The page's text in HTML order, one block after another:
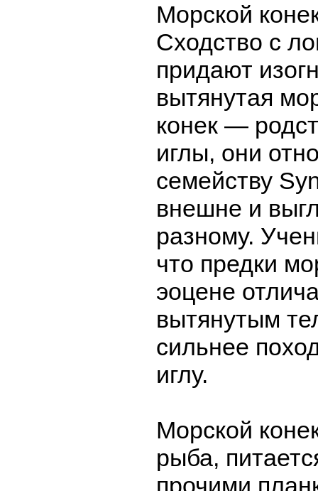
Морской
Сходство с
придают
вытянутая
конек —
иглы, они
семейству
внешне и
разному.
что предки
эоцене
вытянутым
сильнее
иглу.
Морской
рыба,
прочими